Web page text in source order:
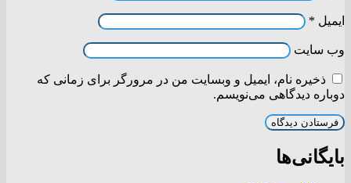
ایمیل *
وب‌ سایت
ذخیره نام، ایمیل و وبسایت من در مرورگر برای زمانی که
دوباره دیدگاهی می‌نویسم.
بایگانی‌ها